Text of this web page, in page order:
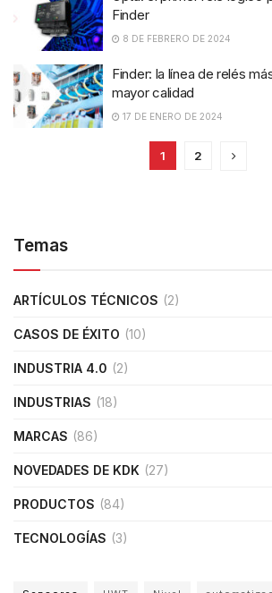
Finder
8 DE FEBRERO DE 2024
Finder: la línea de relés
mayor calidad
17 DE ENERO DE 2024
1 2
Temas
ARTÍCULOS TÉCNICOS (2)
CASOS DE ÉXITO (10)
INDUSTRIA 4.0 (2)
INDUSTRIAS (18)
MARCAS (86)
NOVEDADES DE KDK (27)
PRODUCTOS (84)
TECNOLOGÍAS (3)